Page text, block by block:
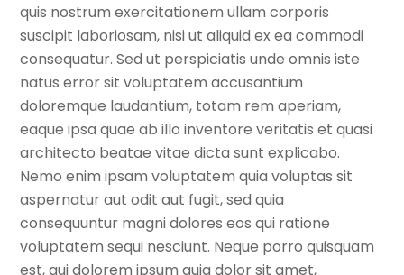
quis nostrum exercitationem ullam corporis
suscipit laboriosam, nisi ut aliquid ex ea commodi
consequatur. Sed ut perspiciatis unde omnis iste
natus error sit voluptatem accusantium
doloremque laudantium, totam rem aperiam,
eaque ipsa quae ab illo inventore veritatis et quasi
architecto beatae vitae dicta sunt explicabo.
Nemo enim ipsam voluptatem quia voluptas sit
aspernatur aut odit aut fugit, sed quia
consequuntur magni dolores eos qui ratione
voluptatem sequi nesciunt. Neque porro quisquam
est, qui dolorem ipsum quia dolor sit amet,